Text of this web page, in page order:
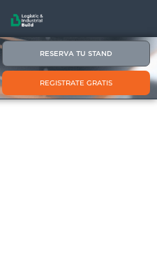
RESERVA TU STAND
REGISTRATE GRATIS